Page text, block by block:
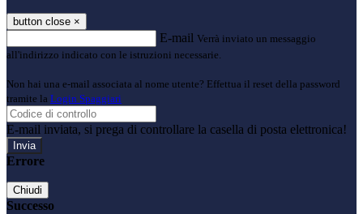
button close ×
E-mail Verrà inviato un messaggio
all'indirizzo indicato con le istruzioni necessarie.
Non hai una e-mail associata al nome utente? Effettua il reset della password
tramite la Login Spaggiari
E-mail inviata, si prega di controllare la casella di posta elettronica!
Errore
Chiudi
Successo